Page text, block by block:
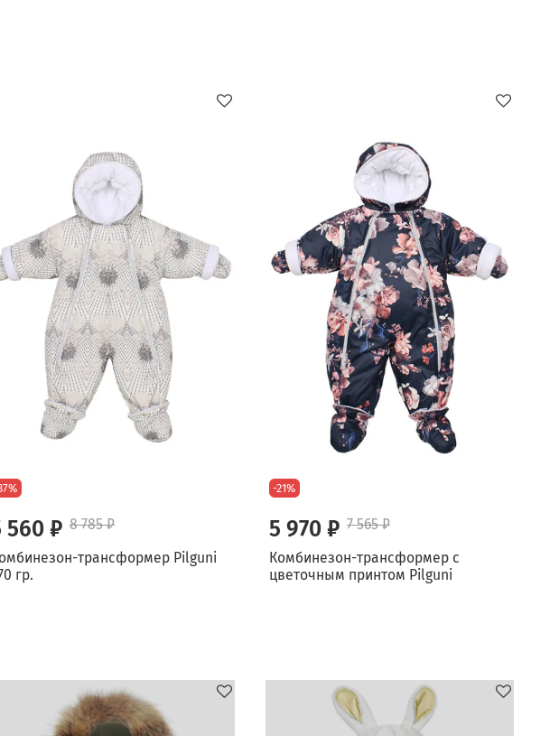
560 ₽ 8 785 ₽
трансформер Pilguni
гр.
-21%
5 970 ₽ 7 565 ₽
Комбинезон-трансформер с
цветочным принтом Pilguni